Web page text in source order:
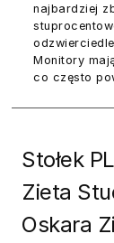
najbardziej
Monitory
co często
Stołek
Zieta
Oskara